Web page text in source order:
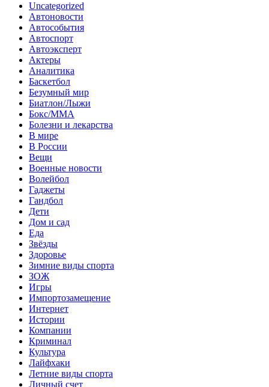
Uncategorized
Автоновости
Автособытия
Автоспорт
Автоэксперт
Актеры
Аналитика
Баскетбол
Безумный мир
Биатлон/Лыжи
Бокс/MMA
Болезни и лекарства
В мире
В России
Вещи
Военные новости
Волейбол
Гаджеты
Гандбол
Дети
Дом и сад
Еда
Звёзды
Здоровье
Зимние виды спорта
ЗОЖ
Игры
Импортозамещение
Интернет
Истории
Компании
Криминал
Культура
Лайфхаки
Летние виды спорта
Личный счет